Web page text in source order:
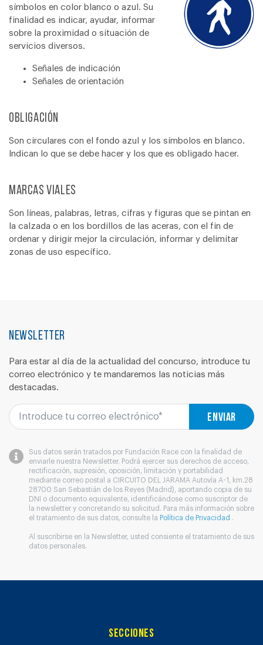
símbolos en color blanco o azul. Su
finalidad es indicar, ayudar, informar
sobre la proximidad o situación de
servicios diversos.
Señales de indicación
Señales de orientación
Obligación
Son circulares con el fondo azul y los símbolos en blanco.
Indican lo que se debe hacer y los que es obligado hacer.
Marcas Viales
Son líneas, palabras, letras, cifras y figuras que se pintan en
la calzada o en los bordillos de las aceras, con el fin de
ordenar y dirigir mejor la circulación, informar y delimitar
zonas de uso específico.
Newsletter
Para estar al día de la actualidad del concurso, introduce tu
correo electrónico y te mandaremos las noticias más
destacadas.
Enviar
Sus datos serán tratados por Fundación Race con la finalidad de
enviarle nuestra Newsletter. Podrá ejercer sus derechos de acceso,
rectificación, supresión, oposición, limitación y portabilidad
mediante correo postal a CIRCUITO DEL JARAMA Autovía A-1, km.28
28700 San Sebastián de los Reyes (Madrid), aportando copia de su
DNI o documento equivalente, identificándose como suscriptor de
la newsletter y concretando su solicitud. Para más información sobre
el tratamiento de sus datos, consulte la Política de Privacidad .
Al suscribirse en la Newsletter, usted consiente el tratamiento de sus
datos personales.
Secciones